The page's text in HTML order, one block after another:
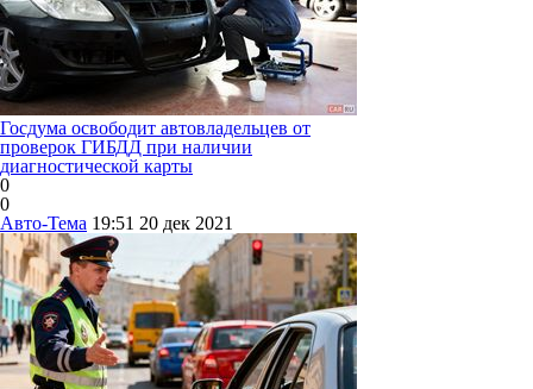
Госдума освободит автовладельцев от
проверок ГИБДД при наличии
диагностической карты
0
0
Авто-Тема 19:51 20 дек 2021